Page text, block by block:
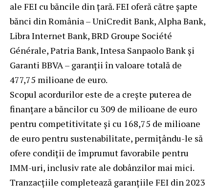
ale FEI cu băncile din țară. FEI oferă către șapte
bănci din România – UniCredit Bank, Alpha Bank,
Libra Internet Bank, BRD Groupe Société
Générale, Patria Bank, Intesa Sanpaolo Bank și
Garanti BBVA – garanții în valoare totală de
477,75 milioane de euro.
Scopul acordurilor este de a crește puterea de
finanțare a băncilor cu 309 de milioane de euro
pentru competitivitate și cu 168,75 de milioane
de euro pentru sustenabilitate, permițându-le să
ofere condiții de împrumut favorabile pentru
IMM-uri, inclusiv rate ale dobânzilor mai mici.
Tranzacțiile completează garanțiile FEI din 2023